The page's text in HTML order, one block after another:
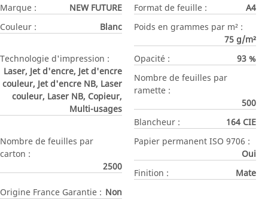
Marque : NEW FUTURE Format de feuille :
A4
Couleur :
Blanc
Poids en grammes par m² :
75 g/m²
Technologie d'impression :
Laser, Jet d'encre, Jet d'encre
couleur, Jet d'encre NB, Laser
couleur, Laser NB, Copieur,
Multi-usages
Opacité :
93 %
Nombre de feuilles par
ramette :
500
Blancheur :
164 CIE
Nombre de feuilles par
carton :
2500
Papier permanent ISO 9706 :
Oui
Finition :
Mate
Origine France Garantie : Non